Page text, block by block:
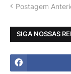
Postagem
SIGA NOSSAS